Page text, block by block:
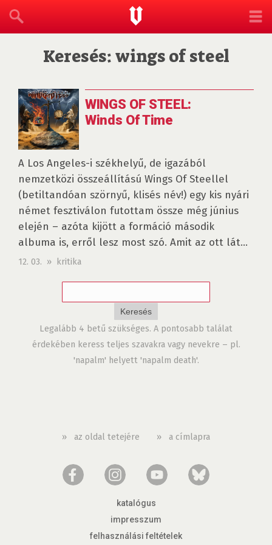
Keresés: wings of steel
WINGS OF STEEL:
Winds Of Time
A Los Angeles-i székhelyű, de igazából
nemzetközi összeállítású Wings Of Steellel
(betiltandóan szörnyű, klisés név!) egy kis nyári
német fesztiválon futottam össze még június
elején – azóta kijött a formáció második
albuma is, erről lesz most szó. Amit az ott lát...
12. 03. » kritika
Legalább 4 betű szükséges. A pontosabb találat
érdekében keress teljes szavakra vagy nevekre – pl.
'napalm' helyett 'napalm death'.
» az oldal tetejére » a címlapra
katalógus
impresszum
felhasználási feltételek